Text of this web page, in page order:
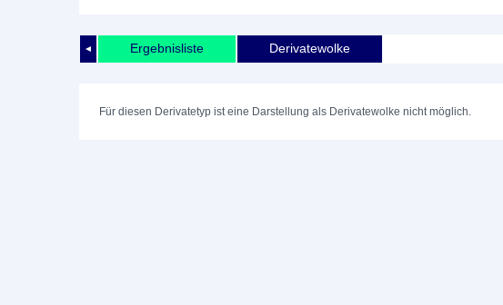
◄ Ergebnisliste Derivatewolke
Für diesen Derivatetyp ist eine Darstellung als Derivatewolke nicht möglich.